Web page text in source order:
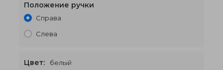
1900 x 2100€612
Положение ручки
Справа
Слева
Цвет: белый